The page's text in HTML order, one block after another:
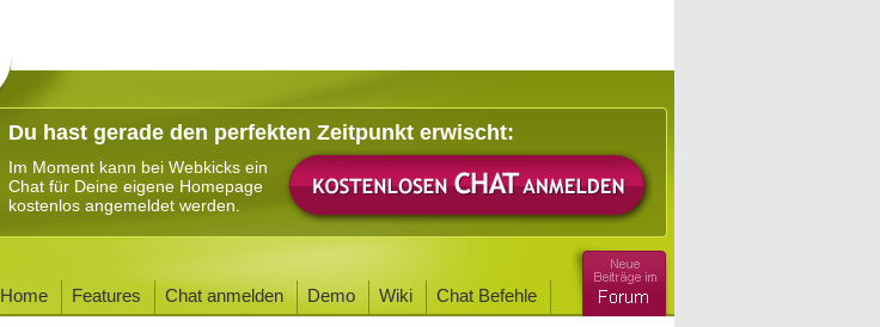
Du hast gerade den perfekten Zeitpunkt erwischt:
Im Moment kann bei Webkicks ein
Chat für Deine eigene Homepage
kostenlos angemeldet werden.
Home Features Chat anmelden Demo Wiki Chat Befehle